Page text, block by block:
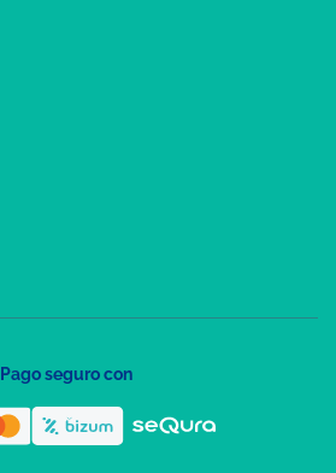
Pago seguro con